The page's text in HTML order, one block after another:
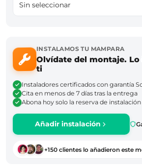
Sin seleccionar
INSTALAMOS TU MAMPARA
Olvídate del montaje.
ti
Instaladores certificados con garantía
Cita en menos de 7 días tras la entrega
Abona hoy solo la reserva de instalación
Añadir instalación
+150 clientes lo añadieron este